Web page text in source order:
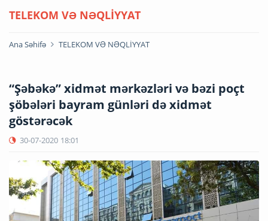
TELEKOM VƏ NƏQLİYYAT
Ana Səhifə TELEKOM VƏ NƏQLİYYAT
“Şəbəkə” xidmət mərkəzləri və bəzi poçt
şöbələri bayram günləri də xidmət
göstərəcək
30-07-2020 18:01